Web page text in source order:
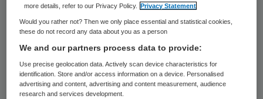
heeft contact opgenomen met de familie
contact gehad. Zorgpartners, waar De
Hanepraij onder valt, schrijft in een
persverklaring: “Natuurlijk is de schok voor
de familie groot. Ondersteuning vanuit het
verpleeghuis is aangeboden. Ons medeleven
more details, refer to our Privacy Policy.
Privacy Statement
Would you rather not? Then we only place essential and statistical cookies,
these do not record any data about you as a person
We and our partners process data to provide:
Use precise geolocation data. Actively scan device characteristics for
identification. Store and/or access information on a device. Personalised
advertising and content, advertising and content measurement, audience
research and services development.